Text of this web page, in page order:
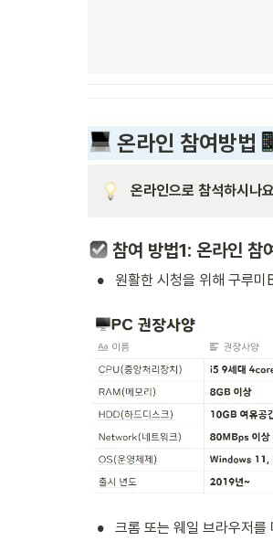
온라인 참여방법
온라인으로 참석하시나
참여 방법1: 온라인 참
• 원활한 시청을 위해 구루
• 크롬 또는 웨일 브라우저를